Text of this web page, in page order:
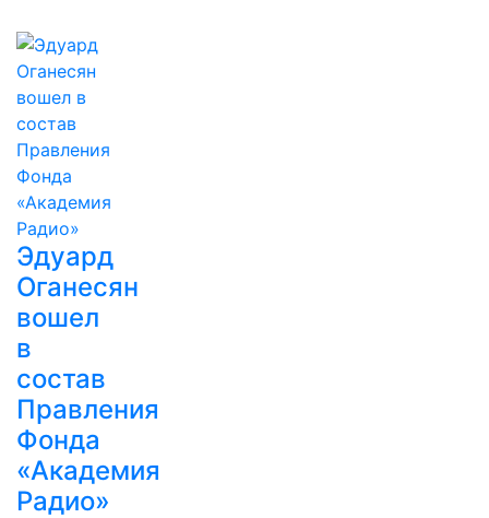
Эдуард
Оганесян
вошел
в
состав
Правления
Фонда
«Академия
Радио»